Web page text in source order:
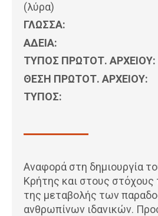
(λύρα)
ΓΛΩΣΣΑ:
ΑΔΕΙΑ:
ΤΥΠΟΣ ΠΡΩΤΟΤ. ΑΡΧΕΙΟΥ:
ΘΕΣΗ ΠΡΩΤΟΤ. ΑΡΧΕΙΟΥ:
ΤΥΠΟΣ:
Αναφορά στη δημιουργία
Κρήτης και στους
της μεταβολής των
ανθρωπίνων ιδανικών.